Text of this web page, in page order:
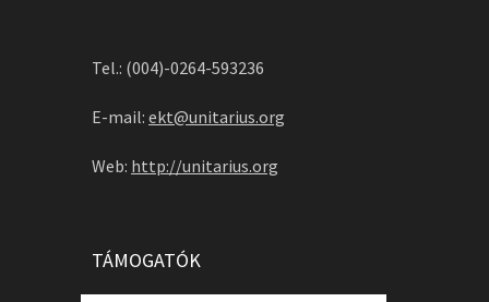
Tel.: (004)-0264-593236
E-mail: ekt@unitarius.org
Web: http://unitarius.org
TÁMOGATÓK